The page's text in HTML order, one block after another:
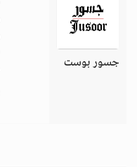
جسور بوست